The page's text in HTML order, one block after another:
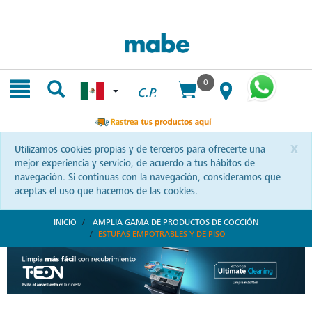
C.P.
0
x
Utilizamos cookies propias y de terceros para ofrecerte una
mejor experiencia y servicio, de acuerdo a tus hábitos de
navegación. Si continuas con la navegación, consideramos que
aceptas el uso que hacemos de las cookies.
INICIO
AMPLIA GAMA DE PRODUCTOS DE COCCIÓN
ESTUFAS EMPOTRABLES Y DE PISO